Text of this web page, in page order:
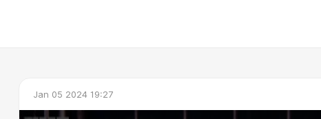
Jan 05 2024 19:27